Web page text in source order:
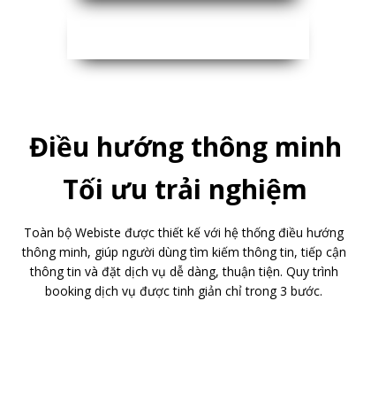
Toàn bộ Webiste được thiết kế với hệ thống điều hướng
thông minh, giúp người dùng tìm kiếm thông tin, tiếp cận
thông tin và đặt dịch vụ dễ dàng, thuận tiện. Quy trình
booking dịch vụ được tinh giản chỉ trong 3 bước.
Điều hướng thông minh
Tối ưu trải nghiệm